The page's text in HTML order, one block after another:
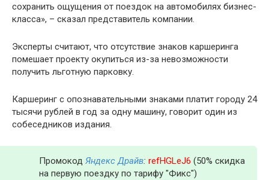
сохранить ощущения от поездок на автомобилях бизнес-
класса», – сказал представитель компании.
Эксперты считают, что отсутствие знаков каршеринга
помешает проекту окупиться из-за невозможности
получить льготную парковку.
Каршеринг с опознавательными знаками платит городу 24
тысячи рублей в год за одну машину, говорит один из
собеседников издания.
Промокод Яндекс Драйв: refHGLeJ6 (50% скидка
на первую поездку по тарифу "Фикс")